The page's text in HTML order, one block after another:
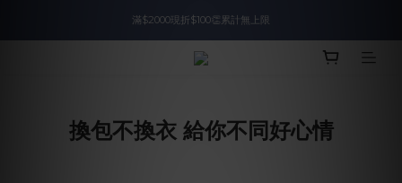
入會即領$888購物金🙌
滿$2000現折$100👏累計無上限
入會即領$888購物金🙌
換包不換衣 給你不同好心情